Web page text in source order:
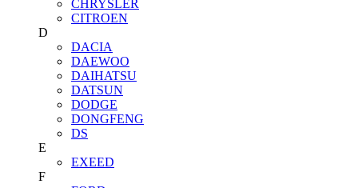
CHRYSLER
CITROEN
D
DACIA
DAEWOO
DAIHATSU
DATSUN
DODGE
DONGFENG
DS
E
EXEED
F